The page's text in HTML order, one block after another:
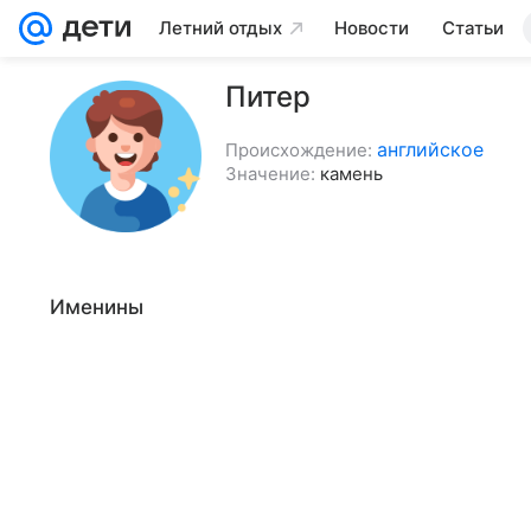
Летний отдых Новости Статьи
Питер
Происхождение: английское
Значение: камень
Именины